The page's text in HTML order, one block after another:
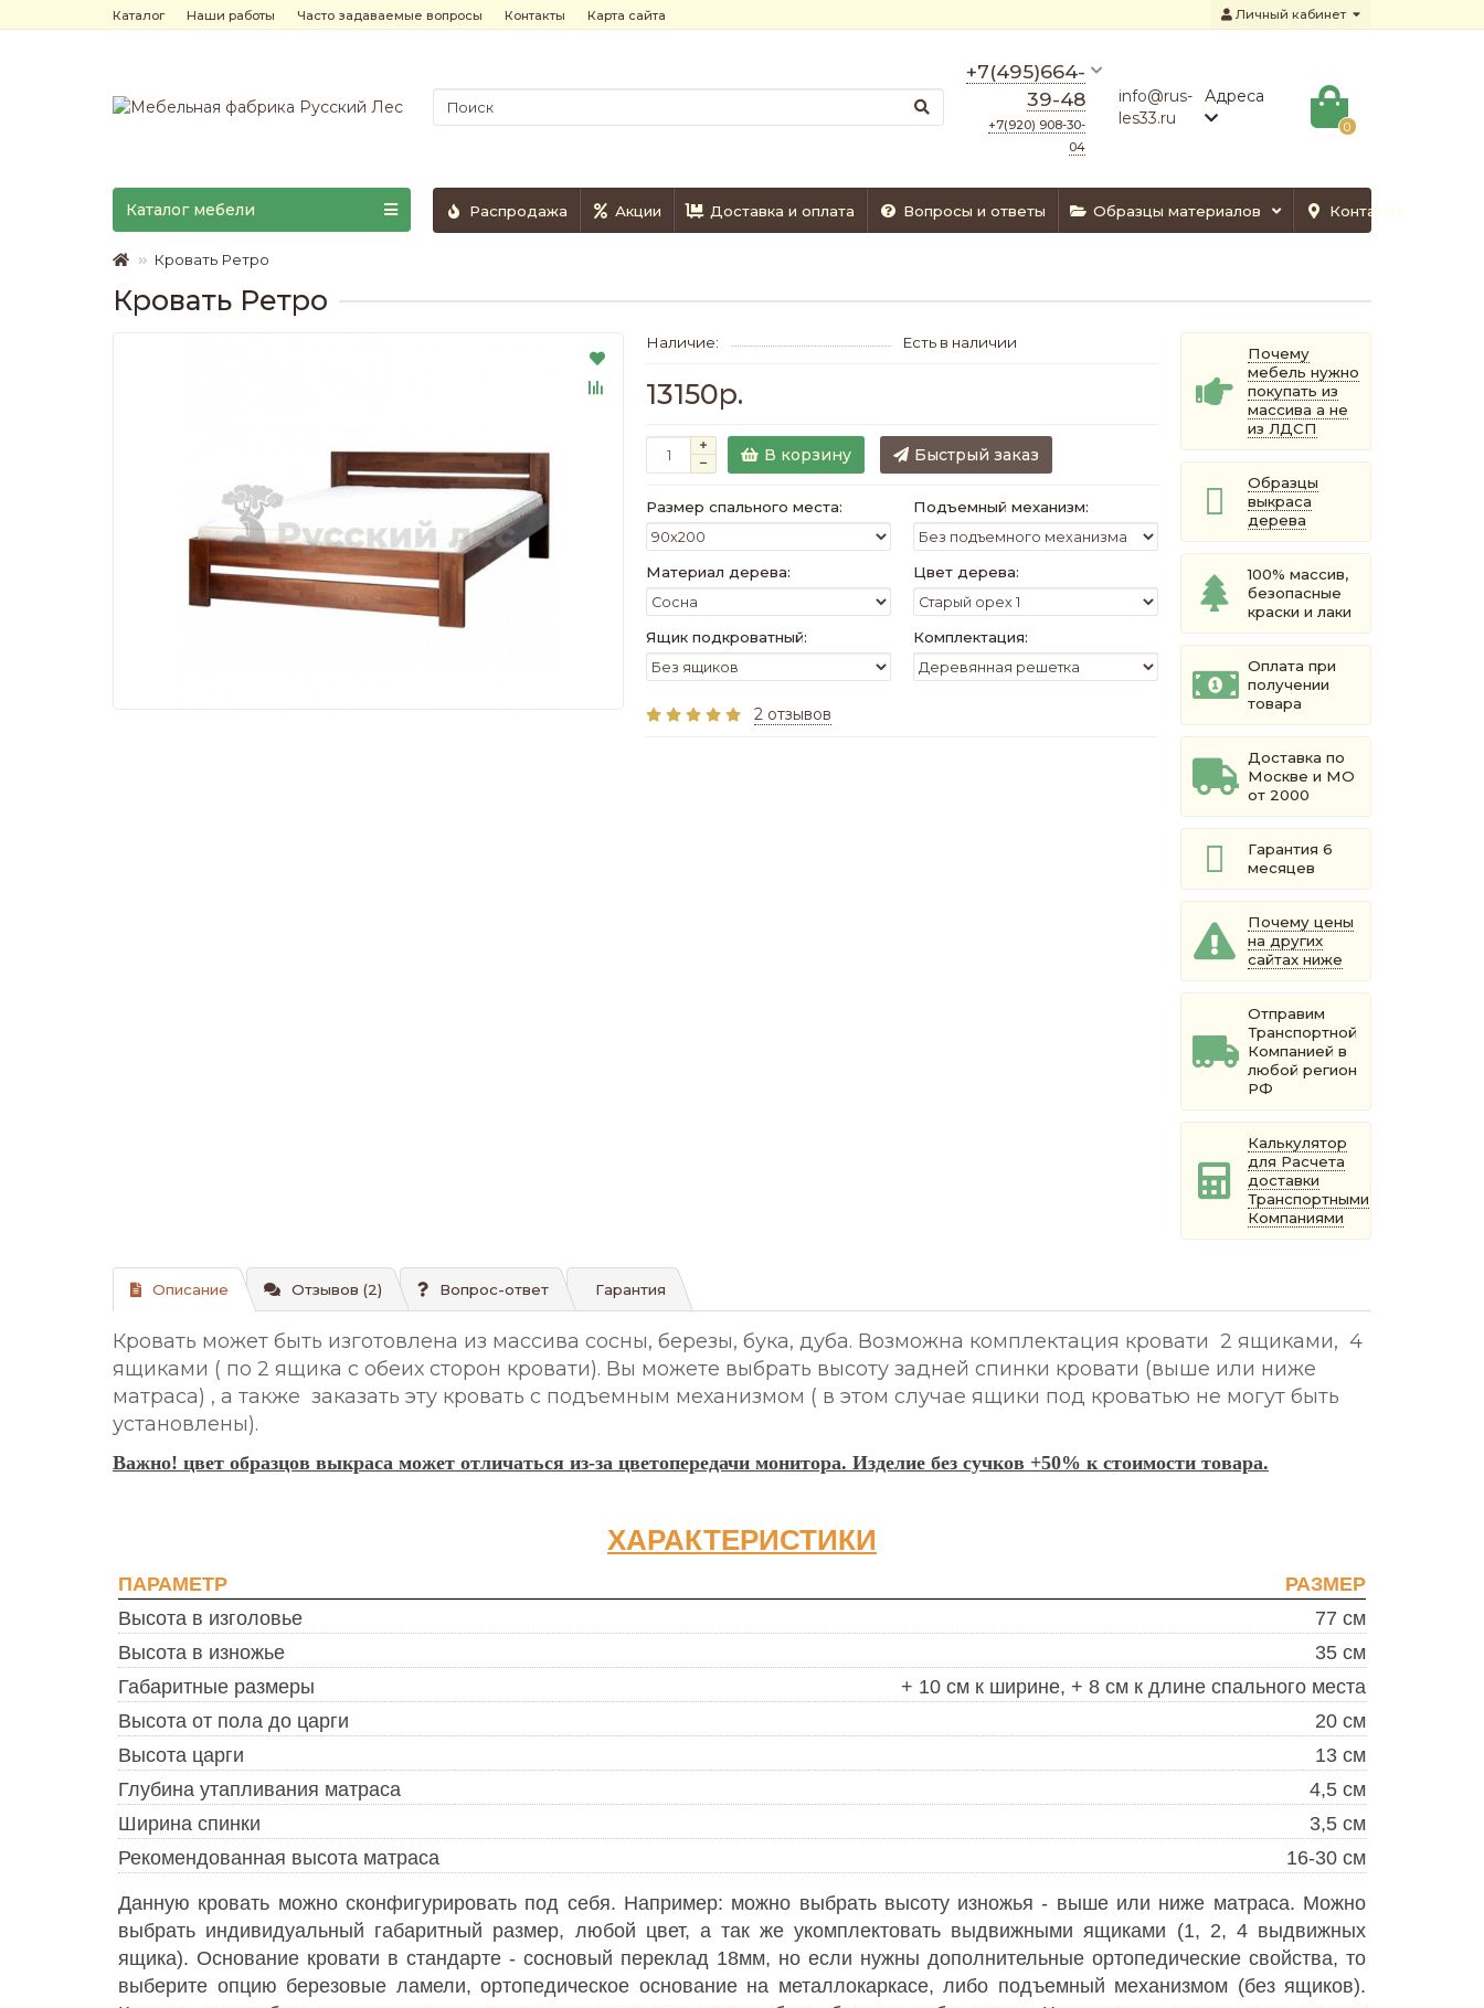
Личный кабинет
Каталог Наши работы Часто задаваемые вопросы Контакты Карта сайта
+7(495)664-
39-48
+7(920) 908-30-
04
info@rus-
les33.ru
Адреса
0
Каталог мебели Распродажа Акции Доставка и оплата Вопросы и ответы Образцы материалов Контакты
Кровать Ретро
Кровать Ретро
Наличие: Есть в наличии
13150р.
В корзину Быстрый заказ
Размер спального места: Подъемный механизм:
Материал дерева: Цвет дерева:
Ящик подкроватный: Комплектация:
2 отзывов
Почему
мебель нужно
покупать из
массива а не
из ЛДСП
Образцы
выкраса
дерева
100% массив,
безопасные
краски и лаки
Оплата при
получении
товара
Доставка по
Москве и МО
от 2000
Гарантия 6
месяцев
Почему цены
на других
сайтах ниже
Отправим
Транспортной
Компанией в
любой регион
РФ
Калькулятор
для Расчета
доставки
Транспортными
Компаниями
Описание Отзывов (2) Вопрос-ответ Гарантия
Кровать может быть изготовлена из массива сосны, березы, бука, дуба. Возможна комплектация кровати 2 ящиками, 4
ящиками ( по 2 ящика с обеих сторон кровати). Вы можете выбрать высоту задней спинки кровати (выше или ниже
матраса) , а также заказать эту кровать с подъемным механизмом ( в этом случае ящики под кроватью не могут быть
установлены).
Важно! цвет образцов выкраса может отличаться из-за цветопередачи монитора. Изделие без сучков +50% к стоимости товара.
ХАРАКТЕРИСТИКИ
ПАРАМЕТР
РАЗМЕР
Высота в изголовье
77 см
Высота в изножье
35 см
Габаритные размеры
+ 10 см к ширине, + 8 см к длине спального места
Высота от пола до царги
20 см
Высота царги
13 см
Глубина утапливания матраса
4,5 см
Ширина спинки
3,5 см
Рекомендованная высота матраса
16-30 см
Данную кровать можно сконфигурировать под себя. Например: можно выбрать высоту изножья - выше или ниже матраса. Можно
выбрать индивидуальный габаритный размер, любой цвет, а так же укомплектовать выдвижными ящиками (1, 2, 4 выдвижных
ящика). Основание кровати в стандарте - сосновый переклад 18мм, но если нужны дополнительные ортопедические свойства, то
выберите опцию березовые ламели, ортопедическое основание на металлокаркасе, либо подъемный механизмом (без ящиков).